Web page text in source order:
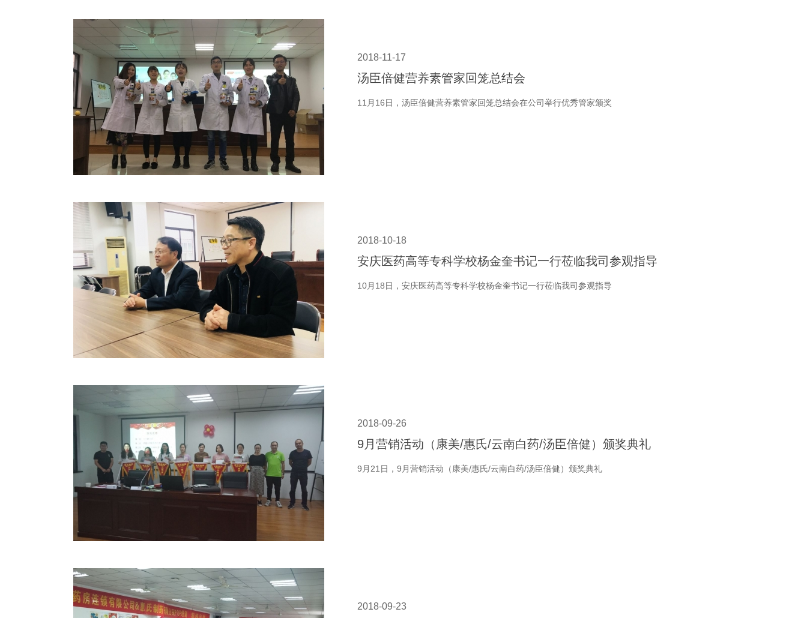
2018-11-17
汤臣倍健营养素管家回笼总结会
11月16日，汤臣倍健营养素管家回笼总结会在公司举行优秀管家颁奖
2018-10-18
安庆医药高等专科学校杨金奎书记一行莅临我司参观指导
10月18日，安庆医药高等专科学校杨金奎书记一行莅临我司参观指导
2018-09-26
9月营销活动（康美/惠氏/云南白药/汤臣倍健）颁奖典礼
9月21日，9月营销活动（康美/惠氏/云南白药/汤臣倍健）颁奖典礼
2018-09-23